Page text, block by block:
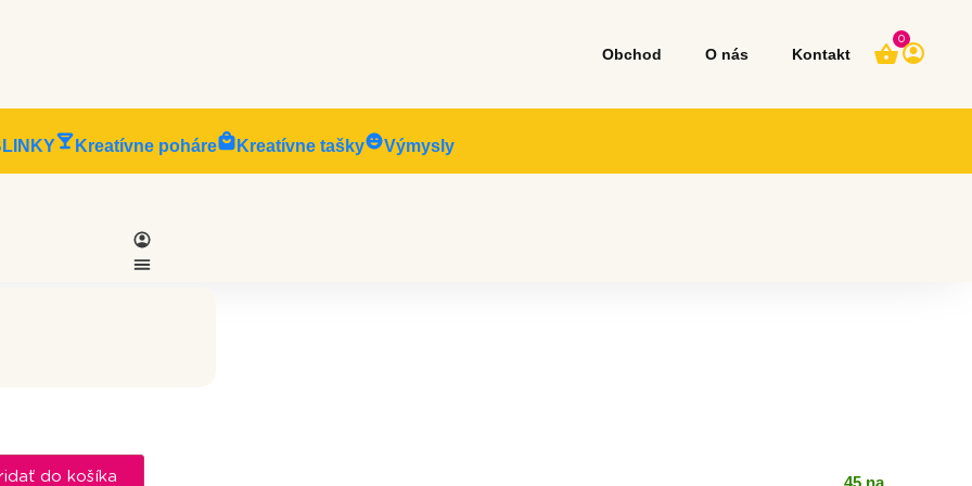
Obchod O nás Kontakt
0
Kreatívne poháre Kreatívne tašky Výmysly
do košíka
45 na